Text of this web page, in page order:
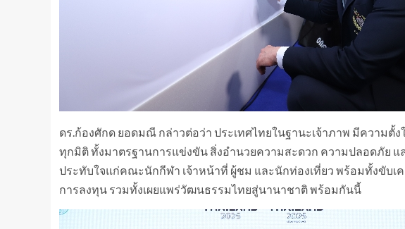
ดร.ก้องศักด ยอดมณี กล่าวต่อว่า ประเทศไทยในฐานะเจ้าภาพ มีความ
ทุกมิติ ทั้งมาตรฐานการแข่งขัน สิ่งอำนวยความสะดวก ความปลอดภัย
ประทับใจแก่คณะนักกีฬา เจ้าหน้าที่ ผู้ชม และนักท่องเที่ยว พร้อมทั้งขับเ
การลงทุน รวมทั้งเผยแพร่วัฒนธรรมไทยสู่นานาชาติ พร้อมกันนี้